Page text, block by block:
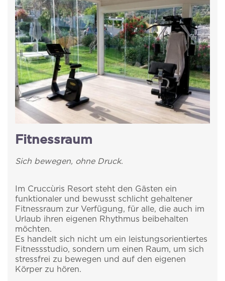
Das Cruccùris
Zimmer
Erlebnisse
Restaurants
Fitnessraum
Sich bewegen, ohne Druck.
Im Cruccùris Resort steht den Gästen ein
funktionaler und bewusst schlicht gehaltener
Fitnessraum zur Verfügung, für alle, die auch im
Urlaub ihren eigenen Rhythmus beibehalten
möchten.
Es handelt sich nicht um ein leistungsorientiertes
Fitnessstudio, sondern um einen Raum, um sich
stressfrei zu bewegen und auf den eigenen
Körper zu hören.
Melden Sie sich für
unseren Newsletter
an.
Wir senden Ihnen per E-Mail Updates zu
Angeboten, Paketen und allen Neuigkeiten des
Cruccùris Resorts.